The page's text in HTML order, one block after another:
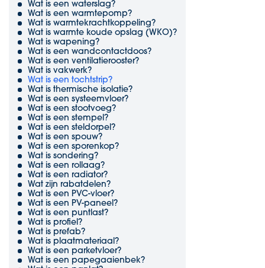
Wat is een waterslag?
Wat is een warmtepomp?
Wat is warmtekrachtkoppeling?
Wat is warmte koude opslag (WKO)?
Wat is wapening?
Wat is een wandcontactdoos?
Wat is een ventilatierooster?
Wat is vakwerk?
Wat is een tochtstrip?
Wat is thermische isolatie?
Wat is een systeemvloer?
Wat is een stootvoeg?
Wat is een stempel?
Wat is een steldorpel?
Wat is een spouw?
Wat is een sporenkop?
Wat is sondering?
Wat is een rollaag?
Wat is een radiator?
Wat zijn rabatdelen?
Wat is een PVC-vloer?
Wat is een PV-paneel?
Wat is een puntlast?
Wat is profiel?
Wat is prefab?
Wat is plaatmateriaal?
Wat is een parketvloer?
Wat is een papegaaienbek?